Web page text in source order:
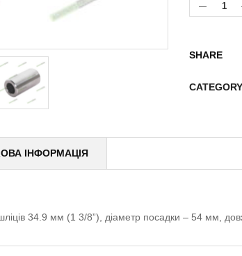
SHARE
ІНФОРМАЦІЯ
34.9 мм (1 3/8”), діаметр посадки – 54 мм,